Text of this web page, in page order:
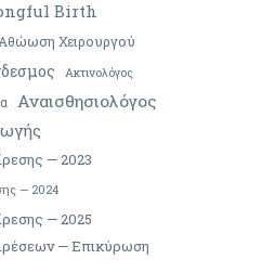
Birth
Αθώωση Χειρουργού
Ακτινολόγος
Αναισθησιολόγος
— 2023
— 2024
— 2025
— Επικύρωση